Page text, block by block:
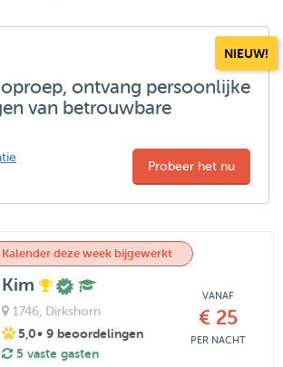
NIEUW!
oproep, ontvang persoonlijke
van betrouwbare
Probeer het nu
Kalender deze week bijgewerkt
Kim
1746, Dirkshorn
5,0• 9 beoordelingen
5 vaste gasten
VANAF
€ 25
PER NACHT